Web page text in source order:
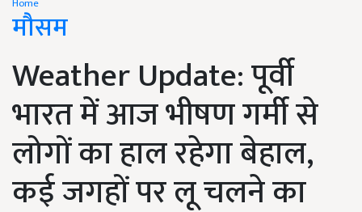
Home
मौसम
Weather Update: पूर्वी
भारत में आज भीषण गर्मी से
लोगों का हाल रहेगा बेहाल,
कई जगहों पर लू चलने का